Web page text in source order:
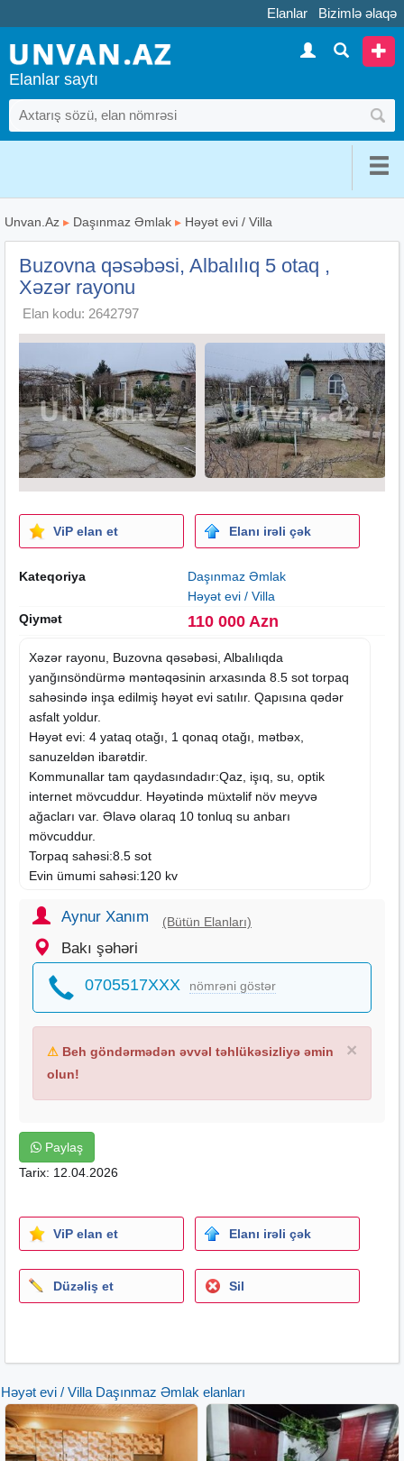
Elanlar Bizimlə əlaqə
Elanlar saytı
Unvan.Az ▸ Daşınmaz Əmlak ▸ Həyət evi / Villa
Buzovna qəsəbəsi, Albalılıq 5 otaq ,
Xəzər rayonu
Elan kodu: 2642797
ViP elan et Elanı irəli çək
Kateqoriya
Daşınmaz Əmlak
Həyət evi / Villa
Qiymət
110 000 Azn
Xəzər rayonu, Buzovna qəsəbəsi, Albalılıqda
yanğınsöndürmə məntəqəsinin arxasında 8.5 sot torpaq
sahəsində inşa edilmiş həyət evi satılır. Qapısına qədər
asfalt yoldur.
Həyət evi: 4 yataq otağı, 1 qonaq otağı, mətbəx,
sanuzeldən ibarətdir.
Kommunallar tam qaydasındadır:Qaz, işıq, su, optik
internet mövcuddur. Həyətində müxtəlif növ meyvə
ağacları var. Əlavə olaraq 10 tonluq su anbarı
mövcuddur.
Torpaq sahəsi:8.5 sot
Evin ümumi sahəsi:120 kv
Qiymət :110 000 Azn
Aynur Xanım (Bütün Elanları)
Bakı şəhəri
0705517XXX nömrəni göstər
×
⚠ Beh göndərmədən əvvəl təhlükəsizliyə əmin
olun!
Paylaş
Tarix: 12.04.2026
ViP elan et Elanı irəli çək
Düzəliş et Sil
Həyət evi / Villa Daşınmaz Əmlak elanları